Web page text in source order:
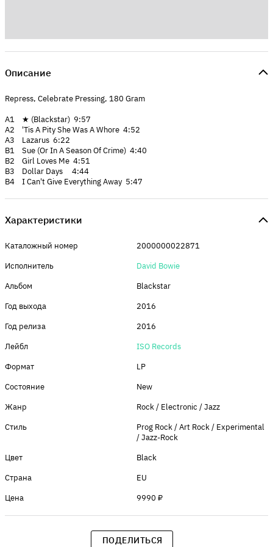
Описание
Repress, Celebrate Pressing, 180 Gram
A1 ★ (Blackstar) 9:57
A2 'Tis A Pity She Was A Whore 4:52
A3 Lazarus 6:22
B1 Sue (Or In A Season Of Crime) 4:40
B2 Girl Loves Me 4:51
B3 Dollar Days 4:44
B4 I Can't Give Everything Away 5:47
Характеристики
Каталожный номер
2000000022871
Исполнитель
David Bowie
Альбом
Blackstar
Год выхода
2016
Год релиза
2016
Лейбл
ISO Records
Формат
LP
Состояние
New
Жанр
Rock / Electronic / Jazz
Стиль
Prog Rock / Art Rock / Experimental
/ Jazz-Rock
Цвет
Black
Страна
EU
Цена
9990 ₽
ПОДЕЛИТЬСЯ